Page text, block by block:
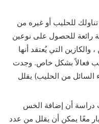
تناولك للحليب أو غيره من
رائعة للحصول على نوعين
والكازين التي يُعتقد أنها
فعالاً بشكل خاص. وجدت
السائل من الحليب) يقلل
دراسة أن إضافة الخس
معًا يمكن أن يقلل من عدد